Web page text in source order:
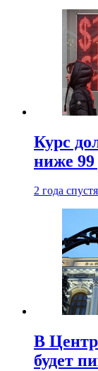
Курс
ниже 99
2 года спустя
В
будет